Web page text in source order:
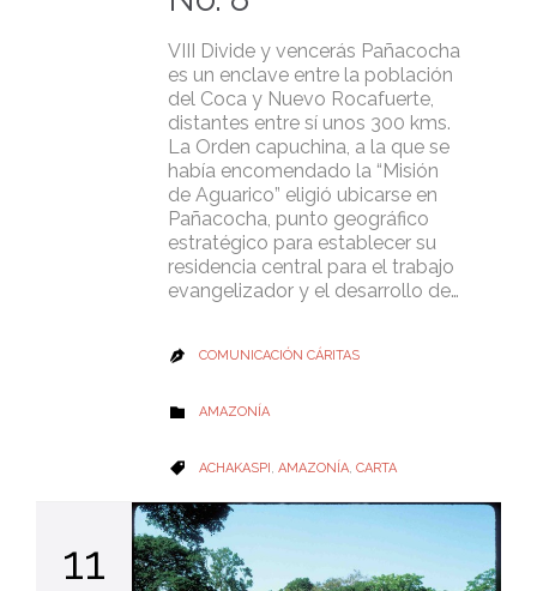
VIII Divide y vencerás Pañacocha
es un enclave entre la población
del Coca y Nuevo Rocafuerte,
distantes entre sí unos 300 kms.
La Orden capuchina, a la que se
había encomendado la “Misión
de Aguarico” eligió ubicarse en
Pañacocha, punto geográfico
estratégico para establecer su
residencia central para el trabajo
evangelizador y el desarrollo de…
 COMUNICACIÓN CÁRITAS
 CATEGORY
AMAZONÍA
 CATEGORY
ACHAKASPI , AMAZONÍA, CARTA
11